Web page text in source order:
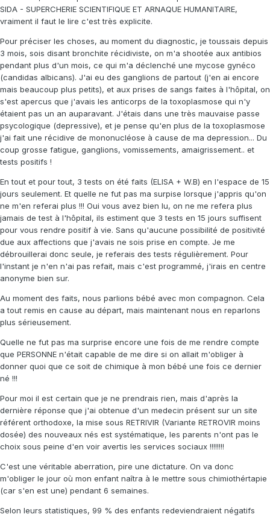
SIDA - SUPERCHERIE SCIENTIFIQUE ET ARNAQUE HUMANITAIRE,
vraiment il faut le lire c'est très explicite.
Pour préciser les choses, au moment du diagnostic, je toussais depuis
3 mois, sois disant bronchite récidiviste, on m'a shootée aux antibios
pendant plus d'un mois, ce qui m'a déclenché une mycose gynéco
(candidas albicans). J'ai eu des ganglions de partout (j'en ai encore
mais beaucoup plus petits), et aux prises de sangs faites à l'hôpital, on
s'est apercus que j'avais les anticorps de la toxoplasmose qui n'y
étaient pas un an auparavant. J'étais dans une très mauvaise passe
psycologique (depressive), et je pense qu'en plus de la toxoplasmose
j'ai fait une récidive de mononucléose à cause de ma depression... Du
coup grosse fatigue, ganglions, vomissements, amaigrissement.. et
tests positifs !
En tout et pour tout, 3 tests on été faits (ELISA + W.B) en l'espace de 15
jours seulement. Et quelle ne fut pas ma surpise lorsque j'appris qu'on
ne m'en referai plus !!! Oui vous avez bien lu, on ne me refera plus
jamais de test à l'hôpital, ils estiment que 3 tests en 15 jours suffisent
pour vous rendre positif à vie. Sans qu'aucune possibilité de positivité
due aux affections que j'avais ne sois prise en compte. Je me
débrouillerai donc seule, je referais des tests régulièrement. Pour
l'instant je n'en n'ai pas refait, mais c'est programmé, j'irais en centre
anonyme bien sur.
Au moment des faits, nous parlions bébé avec mon compagnon. Cela
a tout remis en cause au départ, mais maintenant nous en reparlons
plus sérieusement.
Quelle ne fut pas ma surprise encore une fois de me rendre compte
que PERSONNE n'était capable de me dire si on allait m'obliger à
donner quoi que ce soit de chimique à mon bébé une fois ce dernier
né !!!
Pour moi il est certain que je ne prendrais rien, mais d'après la
dernière réponse que j'ai obtenue d'un medecin présent sur un site
référent orthodoxe, la mise sous RETRIVIR (Variante RETROVIR moins
dosée) des nouveaux nés est systématique, les parents n'ont pas le
choix sous peine d'en voir avertis les services sociaux !!!!!!!!
C'est une véritable aberration, pire une dictature. On va donc
m'obliger le jour où mon enfant naîtra à le mettre sous chimiothértapie
(car s'en est une) pendant 6 semaines.
Selon leurs statistiques, 99 % des enfants redeviendraient négatifs